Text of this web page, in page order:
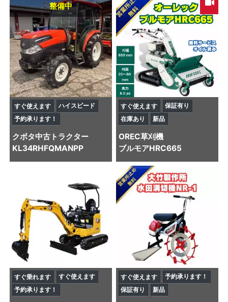
整備中
すぐ使えます
ハイスピード
予約承ります！
クボタ中古トラクター
KL34RHFQMANPP
すぐ使えます
保証有り
在庫あり
新品
OREC草刈機
ブルモアHRC665
すぐ乗れます
すぐ使えます
予約承ります！
すぐ使えます
予約承ります！
保証有り
新品